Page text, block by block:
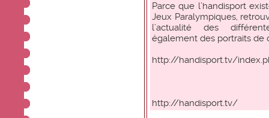
Parce que l’handisport
Jeux Paralympiques,
l’actualité des
également des portraits de
http://handisport.tv/
http://handisport.tv/